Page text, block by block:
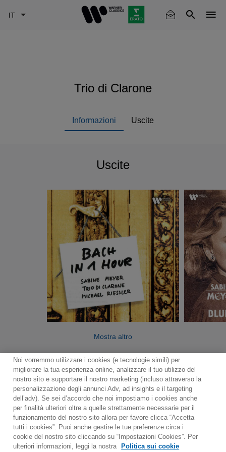
Trio di Clarone
Informazioni Uscite
Uscite
Mostra altro
Contact Notiziario
Politica sui cookie
Impostazioni dei cookie
Would you prefer to visit our website in English?
Noi vorremmo utilizzare i cookies (e tecnologie simili) per
migliorare la tua esperienza online, analizzare il tuo utilizzo del
nostro sito e supportare il nostro marketing (incluso attraverso la
personalizzazione degli annunci Adv, ad insights e il targeting
dell’adv). Se sei d’accordo che noi impostiamo i cookies anche
per finalità ulteriori oltre a quelle strettamente necessarie per il
funzionamento del nostro sito allora per favore clicca “Accetta
tutti i cookies”. Puoi anche gestire le tue preferenze circa i
cookie del nostro sito cliccando su “Impostazioni Cookies”. Per
ulteriori informazioni, leggi la nostra
Politica sui cookie